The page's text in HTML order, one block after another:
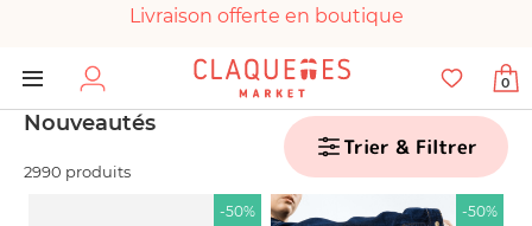
Livraison offerte en boutique
Paiement 100% sécurisé
Chaussures garanties en parfait état
0
Nouveautés
2990 produits
Trier & Filtrer
-50% -50%